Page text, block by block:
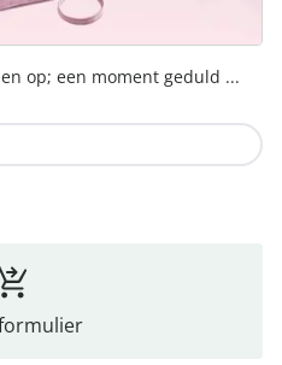
op; een moment geduld ...